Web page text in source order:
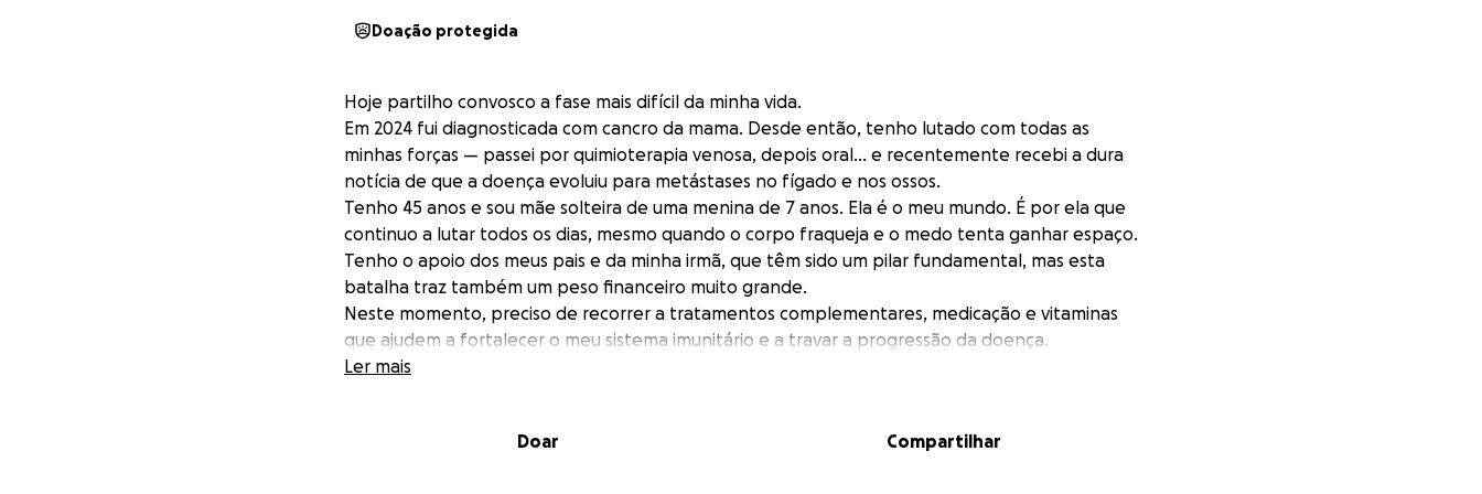
Doação protegida
Hoje partilho convosco a fase mais difícil da minha vida.
Em 2024 fui diagnosticada com cancro da mama. Desde então, tenho lutado com todas as
minhas forças — passei por quimioterapia venosa, depois oral… e recentemente recebi a dura
notícia de que a doença evoluiu para metástases no fígado e nos ossos.
Tenho 45 anos e sou mãe solteira de uma menina de 7 anos. Ela é o meu mundo. É por ela que
continuo a lutar todos os dias, mesmo quando o corpo fraqueja e o medo tenta ganhar espaço.
Tenho o apoio dos meus pais e da minha irmã, que têm sido um pilar fundamental, mas esta
batalha traz também um peso financeiro muito grande.
Neste momento, preciso de recorrer a tratamentos complementares, medicação e vitaminas
que ajudem a fortalecer o meu sistema imunitário e a travar a progressão da doença.
Infelizmente, muitos destes custos não são comparticipados.
pela minha filha, pela minha família e por tudo o que ainda quero viver.
Ler mais
Doar Compartilhar